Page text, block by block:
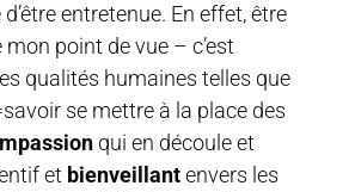
d’être entretenue. En effet, être
point de vue – c’est
qualités humaines telles que
se mettre à la place des
qui en découle et
et bienveillantenvers les